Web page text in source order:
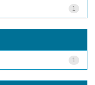
1
1